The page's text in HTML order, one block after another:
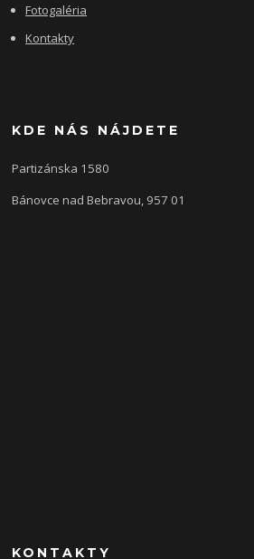
Fotogaléria
Kontakty
KDE NÁS NÁJDETE
Partizánska 1580
Bánovce nad Bebravou, 957 01
KONTAKTY